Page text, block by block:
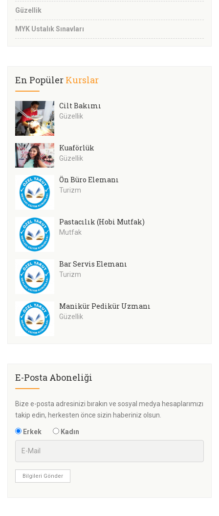
Güzellik
MYK Ustalık Sınavları
En Popüler Kurslar
Cilt Bakımı
Güzellik
Kuaförlük
Güzellik
Ön Büro Elemanı
Turizm
Pastacılık (Hobi Mutfak)
Mutfak
Bar Servis Elemanı
Turizm
Manikür Pedikür Uzmanı
Güzellik
E-Posta Aboneliği
Bize e-posta adresinizi bırakın ve sosyal medya hesaplarımızı
takip edin, herkesten önce sizin haberiniz olsun.
Erkek Kadın
Bilgileri Gönder